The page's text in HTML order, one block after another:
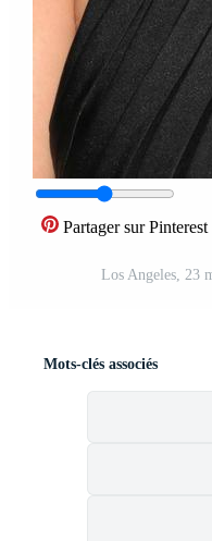
Partager sur Pinterest
Los Angeles, 23
Mots-clés associés